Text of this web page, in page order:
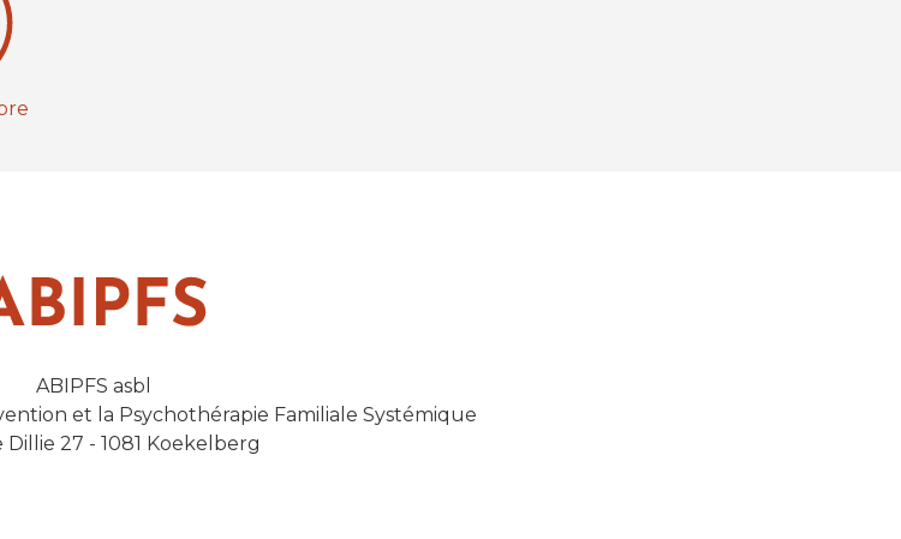
ABIPFS asbl
et la Psychothérapie Familiale Systémique
27 - 1081 Koekelberg